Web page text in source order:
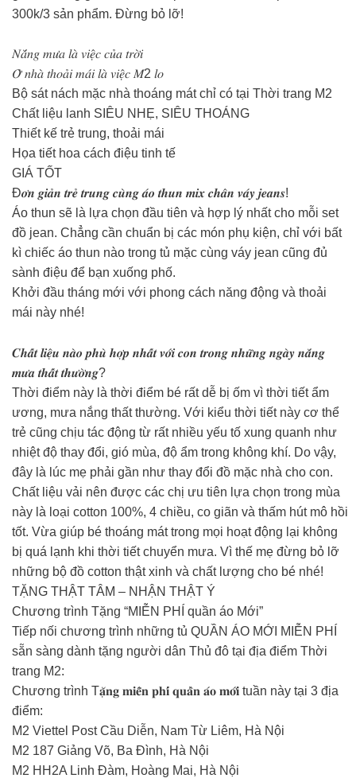
300k/3 sản phẩm. Đừng bỏ lỡ!
𝑁𝑎̆́𝑛𝑔 𝑚𝑢̛𝑎 𝑙𝑎̀ 𝑣𝑖𝑒̣̂𝑐 𝑐𝑢̉𝑎 𝑡𝑟𝑜̛̀𝑖
𝑂̛̉ 𝑛ℎ𝑎̀ 𝑡ℎ𝑜𝑎̉𝑖 𝑚𝑎́𝑖 𝑙𝑎̀ 𝑣𝑖𝑒̣̂𝑐 𝑀2 𝑙𝑜
Bộ sát nách mặc nhà thoáng mát chỉ có tại Thời trang M2
Chất liệu lanh SIÊU NHẸ, SIÊU THOÁNG
Thiết kế trẻ trung, thoải mái
Họa tiết hoa cách điệu tinh tế
GIÁ TỐT
Đ𝒐̛𝒏 𝒈𝒊𝒂̉𝒏 𝒕𝒓𝒆̉ 𝒕𝒓𝒖𝒏𝒈 𝒄𝒖̀𝒏𝒈 𝒂́𝒐 𝒕𝒉𝒖𝒏 𝒎𝒊𝒙 𝒄𝒉𝒂̂𝒏 𝒗𝒂́𝒚 𝒋𝒆𝒂𝒏𝒔!
Áo thun sẽ là lựa chọn đầu tiên và hợp lý nhất cho mỗi set
đồ jean. Chẳng cần chuẩn bị các món phụ kiện, chỉ với bất
kì chiếc áo thun nào trong tủ mặc cùng váy jean cũng đủ
sành điệu để bạn xuống phố.
Khởi đầu tháng mới với phong cách năng động và thoải
mái này nhé!
𝑪𝒉𝒂̂́𝒕 𝒍𝒊𝒆̣̂𝒖 𝒏𝒂̀𝒐 𝒑𝒉𝒖̀ 𝒉𝒐̛̣𝒑 𝒏𝒉𝒂̂́𝒕 𝒗𝒐̛́𝒊 𝒄𝒐𝒏 𝒕𝒓𝒐𝒏𝒈 𝒏𝒉𝒖̛̃𝒏𝒈 𝒏𝒈𝒂̀𝒚 𝒏𝒂̆́𝒏𝒈
𝒎𝒖̛𝒂 𝒕𝒉𝒂̂́𝒕 𝒕𝒉𝒖̛𝒐̛̀𝒏𝒈?
Thời điểm này là thời điểm bé rất dễ bị ốm vì thời tiết ẩm
ương, mưa nắng thất thường. Với kiểu thời tiết này cơ thể
trẻ cũng chịu tác động từ rất nhiều yếu tố xung quanh như
nhiệt độ thay đổi, gió mùa, độ ẩm trong không khí. Do vậy,
đây là lúc mẹ phải gần như thay đổi đồ mặc nhà cho con.
Chất liệu vải nên được các chị ưu tiên lựa chọn trong mùa
này là loại cotton 100%, 4 chiều, co giãn và thấm hút mô hồi
tốt. Vừa giúp bé thoáng mát trong mọi hoạt động lại không
bị quá lạnh khi thời tiết chuyển mưa. Vì thế mẹ đừng bỏ lỡ
những bộ đồ cotton thật xinh và chất lượng cho bé nhé!
TẶNG THẬT TÂM – NHẬN THẬT Ý
Chương trình Tặng “MIỄN PHÍ quần áo Mới”
Tiếp nối chương trình những tủ QUẦN ÁO MỚI MIỄN PHÍ
sẵn sàng dành tặng người dân Thủ đô tại địa điểm Thời
trang M2:
Chương trình T𝐚̣̆𝐧𝐠 𝐦𝐢𝐞̂̃𝐧 𝐩𝐡𝐢́ 𝐪𝐮𝐚̂̀𝐧 𝐚́𝐨 𝐦𝐨̛́𝐢 tuần này tại 3 địa
điểm:
M2 Viettel Post Cầu Diễn, Nam Từ Liêm, Hà Nội
M2 187 Giảng Võ, Ba Đình, Hà Nội
M2 HH2A Linh Đàm, Hoàng Mai, Hà Nội